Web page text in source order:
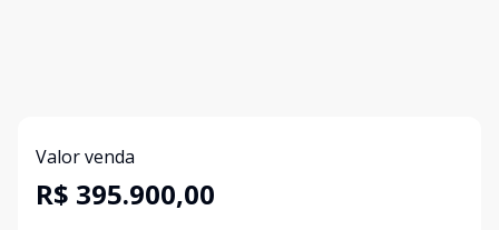
Valor venda
R$ 395.900,00